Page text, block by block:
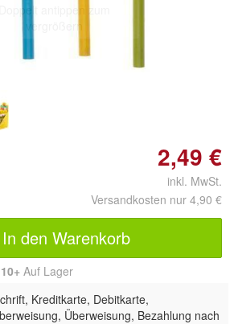
Doppelt antippen zum
vergrößern
2,49 €
inkl. MwSt.
Versandkosten nur 4,90 €
In den Warenkorb
10+ Auf Lager
Kreditkarte, Debitkarte,
Überweisung, Bezahlung nach